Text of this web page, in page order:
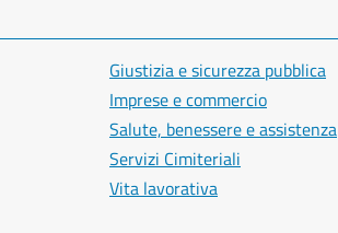
Giustizia e sicurezza pubblica
Imprese e commercio
Salute, benessere e assistenza
Servizi Cimiteriali
Vita lavorativa